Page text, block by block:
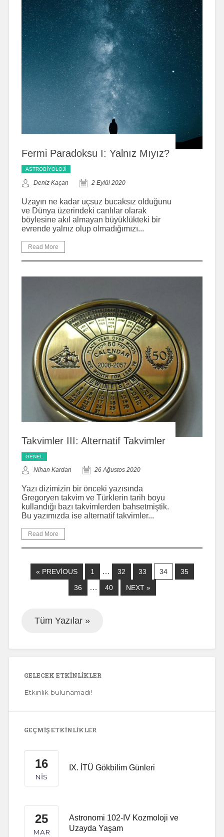
Fermi Paradoksu I: Yalnız Mıyız?
ASTROBIYOLOJI
Deniz Kaçan 2 Eylül 2020
Uzayın ne kadar uçsuz bucaksız olduğunu
ve Dünya üzerindeki canlılar olarak
böylesine akıl almayan büyüklükteki bir
evrende yalnız olup olmadığımızı...
Read More
Takvimler III: Alternatif Takvimler
GENEL
Nihan Kardan 26 Ağustos 2020
Yazı dizimizin bir önceki yazısında
Gregoryen takvim ve Türklerin tarih boyu
kullandığı bazı takvimlerden bahsetmiştik.
Bu yazımızda ise alternatif takvimler...
Read More
« PREVIOUS 1 … 32 33 34
35
36
… 40 NEXT »
Tüm Yazılar »
GELECEK ETKINLIKLER
Etkinlik bulunamadı!
GEÇMIŞ ETKINLIKLER
16
NIS
IX. İTÜ Gökbilim Günleri
25
MAR
Astronomi 102-IV Kozmoloji ve
Uzayda Yaşam